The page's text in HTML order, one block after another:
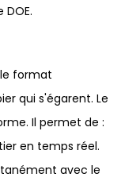
format
qui s'égarent. Le
Il permet de :
en temps réel.
avec le